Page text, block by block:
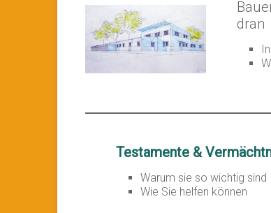
dran
Testamente &
Warum sie so wichtig sind
Wie Sie helfen können